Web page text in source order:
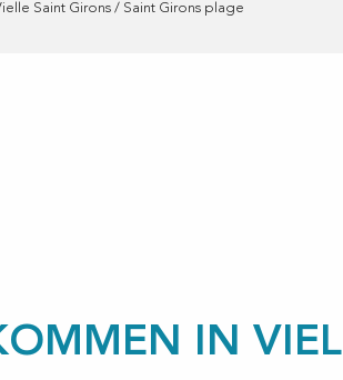
Saint Girons / Saint Girons plage
aux favoris
IN